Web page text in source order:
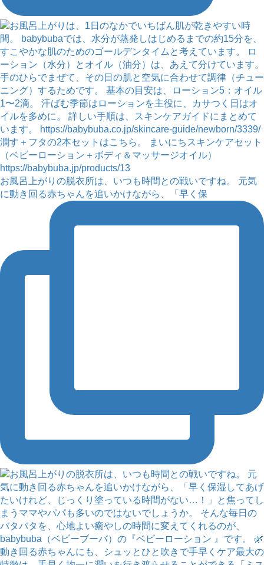
お風呂上がりの脱衣所は、いつも時間との戦いですね。 元気
に動き回る赤ちゃんを追いかけながら、「早く保